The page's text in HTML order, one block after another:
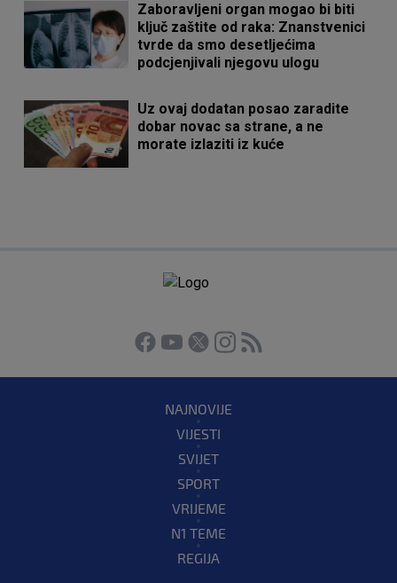
Zaboravljeni organ mogao bi biti
ključ zaštite od raka: Znanstvenici
tvrde da smo desetljećima
podcjenjivali njegovu ulogu
Uz ovaj dodatan posao zaradite
dobar novac sa strane, a ne
morate izlaziti iz kuće
NAJNOVIJE
VIJESTI
SVIJET
SPORT
VRIJEME
N1 TEME
REGIJA